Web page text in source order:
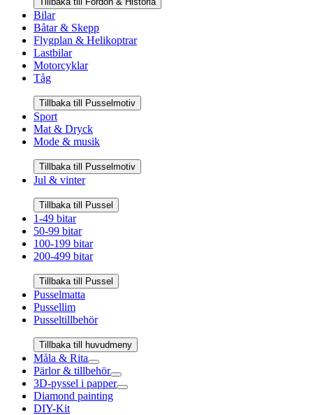
Bilar
Båtar & Skepp
Flygplan & Helikoptrar
Lastbilar
Motorcyklar
Tåg
Tillbaka till Pusselmotiv
Sport
Mat & Dryck
Mode & musik
Tillbaka till Pusselmotiv
Jul & vinter
Tillbaka till Pussel
1-49 bitar
50-99 bitar
100-199 bitar
200-499 bitar
Tillbaka till Pussel
Pusselmatta
Pussellim
Pusseltillbehör
Tillbaka till huvudmeny
Måla & Rita
Pärlor & tillbehör
3D-pyssel i papper
Diamond painting
DIY-Kit